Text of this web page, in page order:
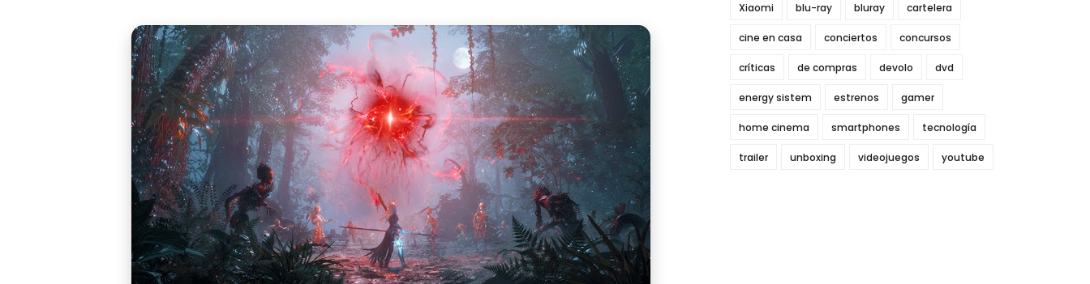
Xiaomi blu-ray bluray cartelera
cine en casa conciertos concursos
críticas de compras devolo dvd
energy sistem estrenos gamer
home cinema smartphones tecnología
trailer unboxing videojuegos youtube